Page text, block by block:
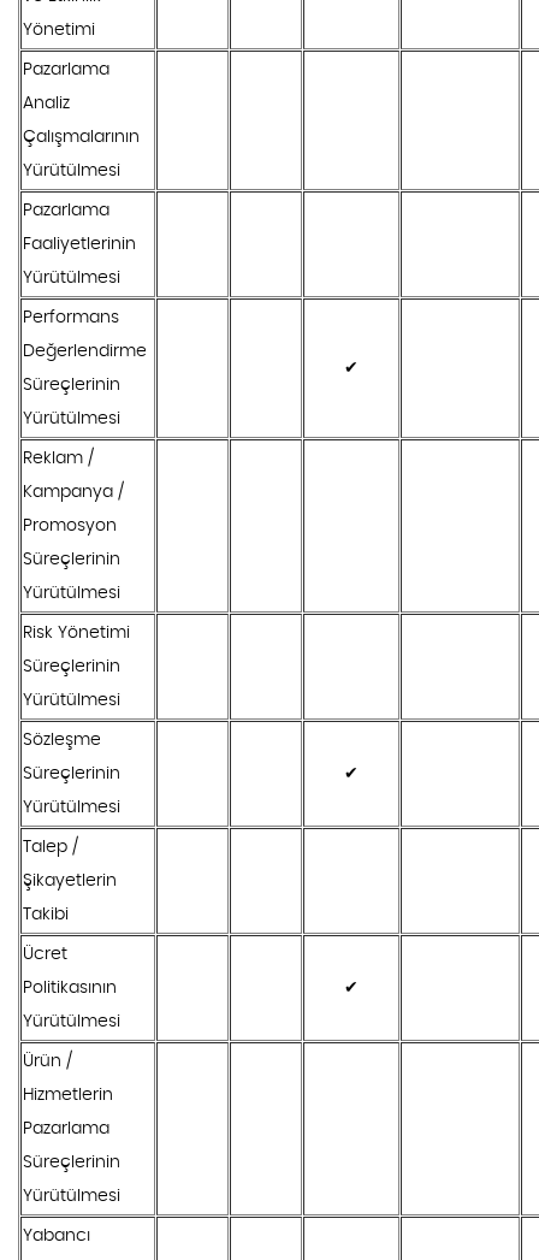
Yönetimi
Pazarlama
Analiz
Çalışmalarının
Yürütülmesi
Pazarlama
Faaliyetlerinin
Yürütülmesi
Performans
Değerlendirme
Süreçlerinin
Yürütülmesi
✔
Reklam /
Kampanya /
Promosyon
Süreçlerinin
Yürütülmesi
Risk Yönetimi
Süreçlerinin
Yürütülmesi
Sözleşme
Süreçlerinin
Yürütülmesi
✔
Talep /
Şikayetlerin
Takibi
Ücret
Politikasının
Yürütülmesi
✔
Ürün /
Hizmetlerin
Pazarlama
Süreçlerinin
Yürütülmesi
Yabancı